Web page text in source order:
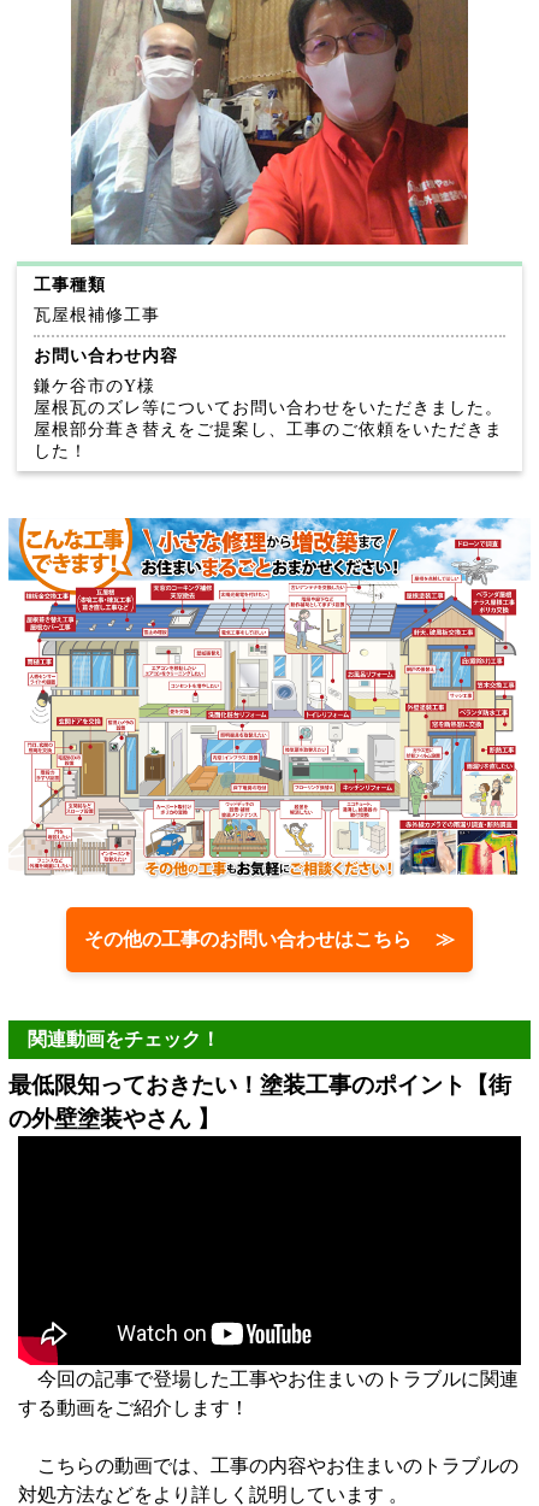
工事種類
瓦屋根補修工事
お問い合わせ内容
鎌ケ谷市のY様
屋根瓦のズレ等についてお問い合わせをいただきました。
屋根部分葺き替えをご提案し、工事のご依頼をいただきま
した！
その他の工事のお問い合わせはこちら ≫
関連動画をチェック！
最低限知っておきたい！塗装工事のポイント【街
の外壁塗装やさん 】
今回の記事で登場した工事やお住まいのトラブルに関連
する動画をご紹介します！
こちらの動画では、工事の内容やお住まいのトラブルの
対処方法などをより詳しく説明しています 。